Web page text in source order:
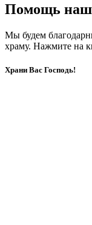
Помощь
Мы будем
храму. Нажмите на
Храни Вас Господь!